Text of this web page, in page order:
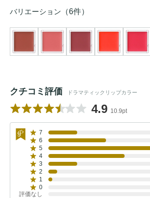
バリエーション （6件）
クチコミ評価 ドラマティックリップカラー
4.9 10.9pt
7
6
5
4
3
2
1
0
評価なし